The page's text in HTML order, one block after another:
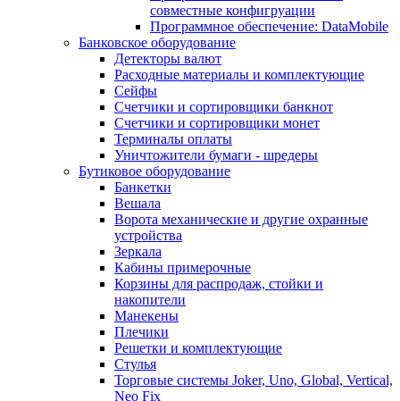
совместные конфигруации
Программное обеспечение: DataMobile
Банковское оборудование
Детекторы валют
Расходные материалы и комплектующие
Сейфы
Счетчики и сортировщики банкнот
Счетчики и сортировщики монет
Терминалы оплаты
Уничтожители бумаги - шредеры
Бутиковое оборудование
Банкетки
Вешала
Ворота механические и другие охранные
устройства
Зеркала
Кабины примерочные
Корзины для распродаж, стойки и
накопители
Манекены
Плечики
Решетки и комплектующие
Стулья
Торговые системы Joker, Uno, Global, Vertical,
Neo Fix